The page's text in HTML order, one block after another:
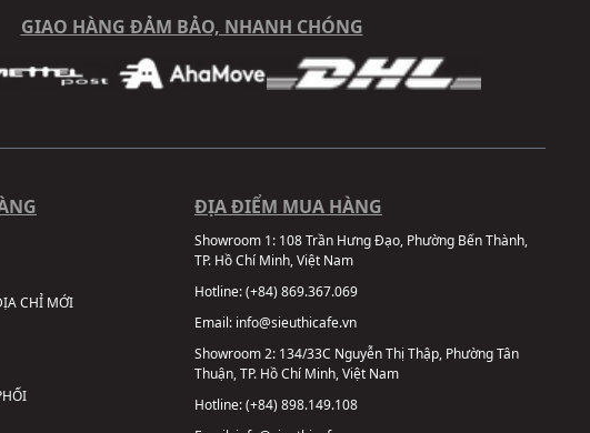
GIAO HÀNG ĐẢM BẢO, NHANH CHÓNG
CHỈ MỚI
ĐỊA ĐIỂM MUA HÀNG
Showroom 1: 108 Trần Hưng Đạo, Phường Bến Thành,
TP. Hồ Chí Minh, Việt Nam
Hotline:(+84) 869.367.069
Email: info@sieuthicafe.vn
Showroom 2: 134/33C Nguyễn Thị Thập, Phường Tân
Thuận, TP. Hồ Chí Minh, Việt Nam
Hotline:(+84) 898.149.108